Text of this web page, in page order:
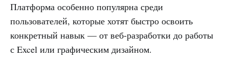
Платформа особенно популярна среди
пользователей, которые хотят быстро освоить
конкретный навык — от веб-разработки до работы
с Excel или графическим дизайном.